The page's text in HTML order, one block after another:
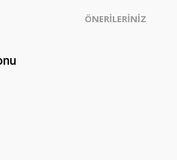
ÖNERİLERİNİZ